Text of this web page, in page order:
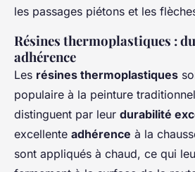
les passages piétons et les
Résines thermoplastiques :
adhérence
Les résines thermoplastiques
populaire à la peinture
distinguent par leur durabilité
excellente adhérence à la
sont appliqués à chaud, ce qui